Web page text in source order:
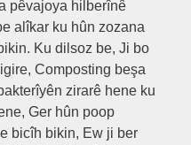
pêvajoya hilberînê
alîkar ku hûn zozana
Ku dilsoz be, Ji bo
Composting beşa
zirarê hene ku
Ger hûn poop
bicîh bikin, Ew ji ber